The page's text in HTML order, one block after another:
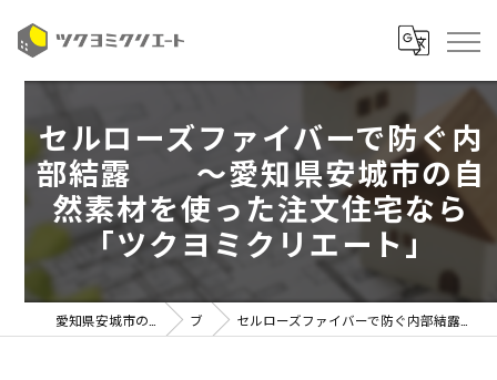
セルローズファイバーで防ぐ内
部結露 ～愛知県安城市の自
然素材を使った注文住宅なら
「ツクヨミクリエート」
ブログ セルローズファイバーで防ぐ内部結露 ～愛知県安城市の自然素材を使った注文住宅なら「ツクヨミクリエート」